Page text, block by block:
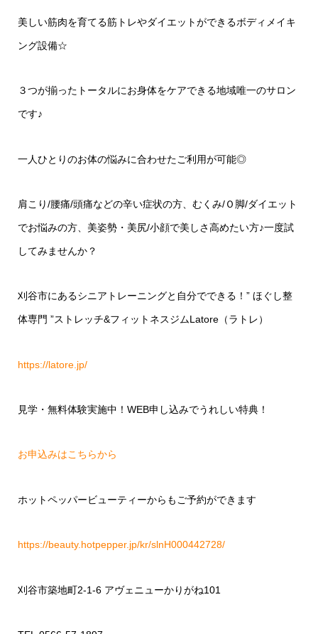
美しい筋肉を育てる筋トレやダイエットができるボディメイキ
ング設備☆
３つが揃ったトータルにお身体をケアできる地域唯一のサロン
です♪
一人ひとりのお体の悩みに合わせたご利用が可能◎
肩こり/腰痛/頭痛などの辛い症状の方、むくみ/Ｏ脚/ダイエット
でお悩みの方、美姿勢・美尻/小顔で美しさ高めたい方♪一度試
してみませんか？
刈谷市にあるシニアトレーニングと自分でできる！” ほぐし整
体専門 ”ストレッチ&フィットネスジムLatore（ラトレ）
https://latore.jp/
見学・無料体験実施中！WEB申し込みでうれしい特典！
お申込みはこちらから
ホットペッパービューティーからもご予約ができます
https://beauty.hotpepper.jp/kr/slnH000442728/
刈谷市築地町2-1-6 アヴェニューかりがね101